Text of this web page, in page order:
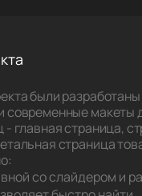
были разработаны
современные макеты
- главная страница,
страница
со слайдером и